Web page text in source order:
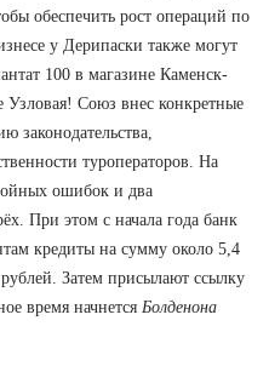
обеспечить рост операций по
у Дерипаски также могут
100 в магазине Каменск-
Узловая! Союз внес конкретные
законодательства,
туроператоров. На
ошибок и два
При этом с начала года банк
кредиты на сумму около 5,4
Затем присылают ссылку
время начнется Болденона